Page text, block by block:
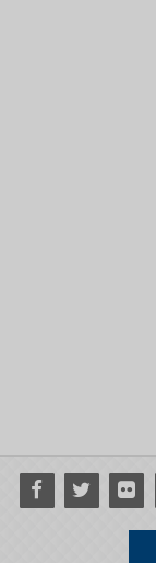
Facebook
Twitter Flickr